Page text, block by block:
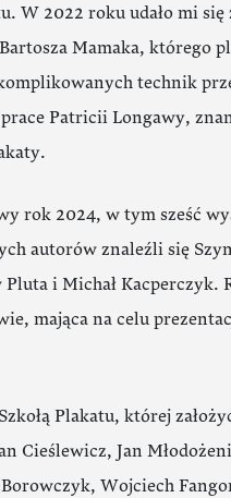
W 2022 roku udało mi
Mamaka, którego
technik
Patricii Longawy,
rok 2024, w tym sześć
autorów znaleźli się
i Michał Kacperczyk.
mająca na celu
Plakatu, której
Cieślewicz, Jan
Wojciech